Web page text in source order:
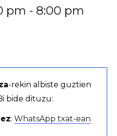
pm - 8:00 pm
-rekin albiste guztien
bide dituzu:
: WhatsApp txat-ean